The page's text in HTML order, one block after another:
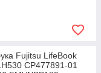
Fujitsu LifeBook
CP477891-01